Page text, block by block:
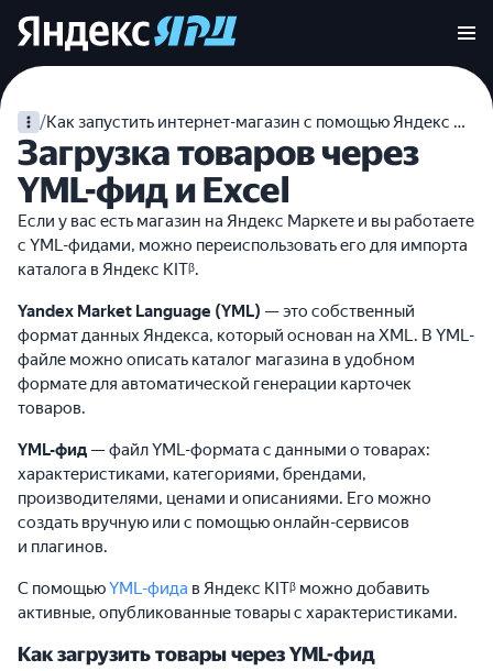
/ Как запустить интернет-магазин с помощью Яндекс KITᵝ
Загрузка товаров через
YML-фид и Excel
Если у вас есть магазин на Яндекс Маркете и вы работаете
с YML-фидами, можно переиспользовать его для импорта
каталога в Яндекс KITᵝ.
Yandex Market Language (YML) — это собственный
формат данных Яндекса, который основан на XML. В YML-
файле можно описать каталог магазина в удобном
формате для автоматической генерации карточек
товаров.
YML-фид — файл YML-формата с данными о товарах:
характеристиками, категориями, брендами,
производителями, ценами и описаниями. Его можно
создать вручную или с помощью онлайн-сервисов
и плагинов.
С помощьюYML-фида в Яндекс KITᵝ можно добавить
активные, опубликованные товары с характеристиками.
Как загрузить товары через YML-фид